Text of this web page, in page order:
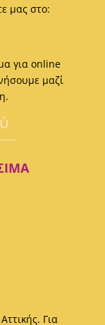
μας στο:
για online
μαζί
Για